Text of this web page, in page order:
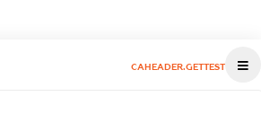
CAHEADER.GETTEST